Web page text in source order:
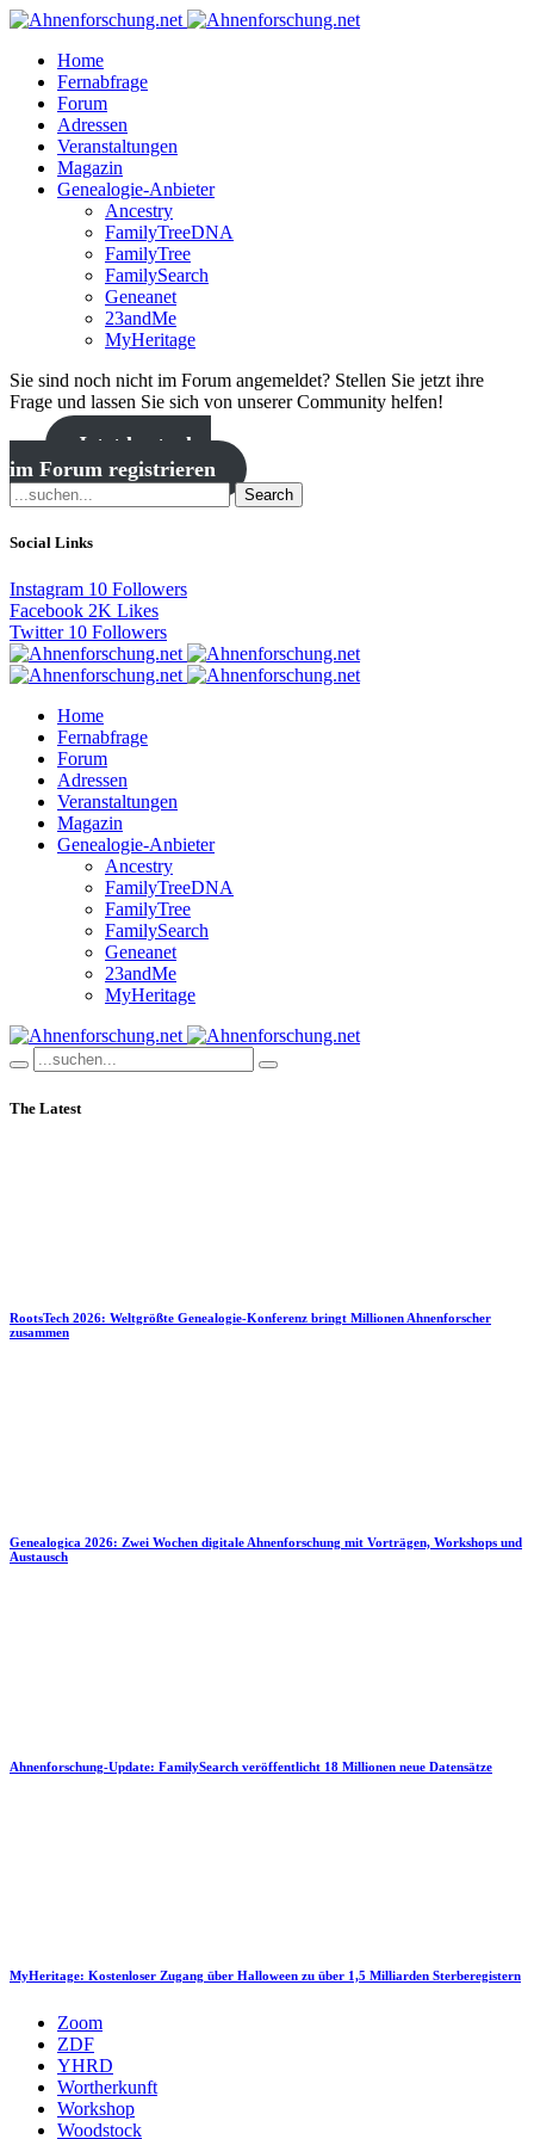
Home
Fernabfrage
Forum
Adressen
Veranstaltungen
Magazin
Genealogie-Anbieter
Ancestry
FamilyTreeDNA
FamilyTree
FamilySearch
Geneanet
23andMe
MyHeritage
Sie sind noch nicht im Forum angemeldet? Stellen Sie jetzt ihre
Frage und lassen Sie sich von unserer Community helfen!
Jetzt kostenlos
im Forum registrieren
Search
Social Links
Instagram 10 Followers
Facebook 2K Likes
Twitter 10 Followers
Home
Fernabfrage
Forum
Adressen
Veranstaltungen
Magazin
Genealogie-Anbieter
Ancestry
FamilyTreeDNA
FamilyTree
FamilySearch
Geneanet
23andMe
MyHeritage
The Latest
RootsTech 2026: Weltgrößte Genealogie-Konferenz bringt Millionen Ahnenforscher
zusammen
Genealogica 2026: Zwei Wochen digitale Ahnenforschung mit Vorträgen, Workshops und
Austausch
Ahnenforschung-Update: FamilySearch veröffentlicht 18 Millionen neue Datensätze
MyHeritage: Kostenloser Zugang über Halloween zu über 1,5 Milliarden Sterberegistern
Zoom
ZDF
YHRD
Wortherkunft
Workshop
Woodstock